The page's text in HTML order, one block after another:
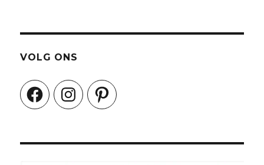
VOLG ONS
FacebookInstagramPinterest